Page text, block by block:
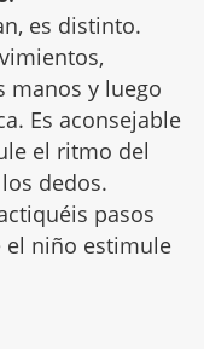
es distinto.
manos y luego
Es aconsejable
el ritmo del
dedos.
pasos
el niño estimule